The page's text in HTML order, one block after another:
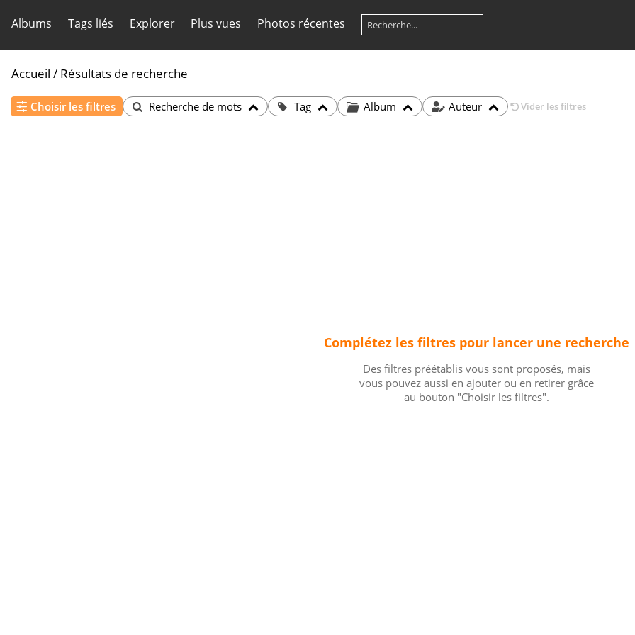
Albums Tags liés Explorer Plus vues Photos récentes
Accueil / Résultats de recherche
Choisir les filtres Recherche de mots Tag Album Auteur Vider les filtres
Complétez les filtres pour lancer une recherche
Des filtres préétablis vous sont proposés, mais
vous pouvez aussi en ajouter ou en retirer grâce
au bouton "Choisir les filtres".